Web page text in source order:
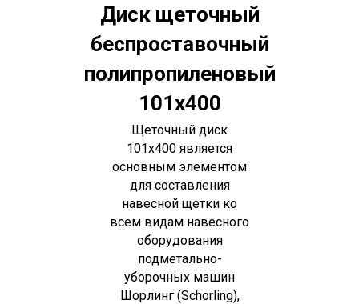
Диск щеточный
беспроставочный
полипропиленовый
101х400
Щеточный диск
101х400 является
основным элементом
для составления
навесной щетки ко
всем видам навесного
оборудования
подметально-
уборочных машин
Шорлинг (Schorling),